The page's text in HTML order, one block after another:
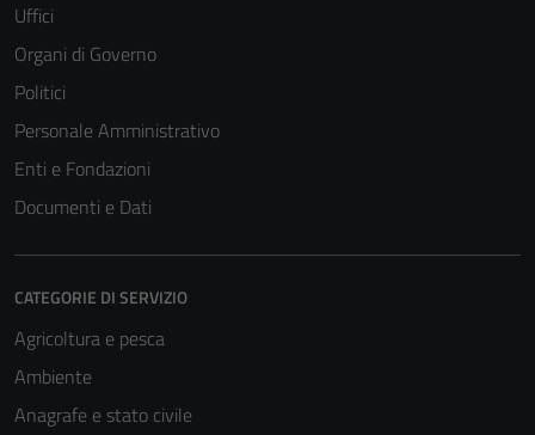
Uffici
Organi di Governo
Politici
Personale Amministrativo
Enti e Fondazioni
Documenti e Dati
CATEGORIE DI SERVIZIO
Agricoltura e pesca
Ambiente
Anagrafe e stato civile